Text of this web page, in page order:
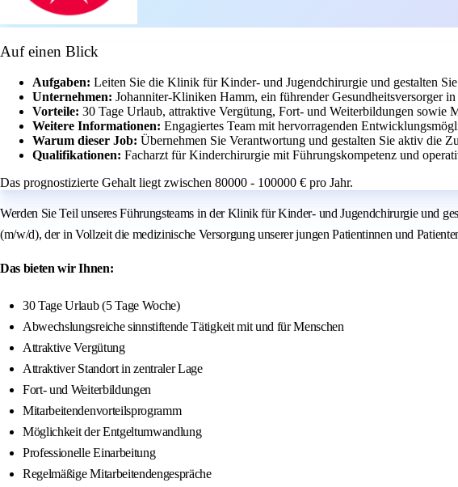
Auf einen Blick
Aufgaben: Leiten Sie die Klinik für Kinder- und Jugendchirurgie und gestalten
Unternehmen: Johanniter-Kliniken Hamm, ein führender Gesundheitsversorger
Vorteile: 30 Tage Urlaub, attraktive Vergütung, Fort- und Weiterbildungen sowie
Weitere Informationen: Engagiertes Team mit hervorragenden
Warum dieser Job: Übernehmen Sie Verantwortung und gestalten Sie aktiv die
Qualifikationen: Facharzt für Kinderchirurgie mit Führungskompetenz und
Das prognostizierte Gehalt liegt zwischen 80000 - 100000 € pro Jahr.
Werden Sie Teil unseres Führungsteams in der Klinik für Kinder- und Jugendchirurgie und
(m/w/d), der in Vollzeit die medizinische Versorgung unserer jungen Patientinnen und
Das bieten wir Ihnen:
30 Tage Urlaub (5 Tage Woche)
Abwechslungsreiche sinnstiftende Tätigkeit mit und für Menschen
Attraktive Vergütung
Attraktiver Standort in zentraler Lage
Fort- und Weiterbildungen
Mitarbeitendenvorteilsprogramm
Möglichkeit der Entgeltumwandlung
Professionelle Einarbeitung
Regelmäßige Mitarbeitendengespräche